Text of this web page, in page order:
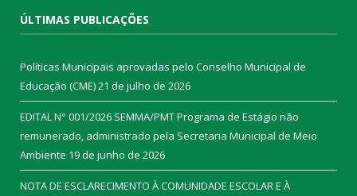
ÚLTIMAS PUBLICAÇÕES
Políticas Municipais aprovadas pelo Conselho Municipal de
Educação (CME)21 de julho de 2026
EDITAL N° 001/2026 SEMMA/PMT Programa de Estágio não
remunerado, administrado pela Secretaria Municipal de Meio
Ambiente 19 de junho de 2026
NOTA DE ESCLARECIMENTO À COMUNIDADE ESCOLAR E À